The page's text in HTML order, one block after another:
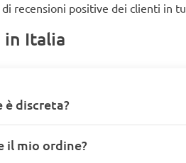
recensioni positive dei clienti in
in Italia
è discreta?
il mio ordine?